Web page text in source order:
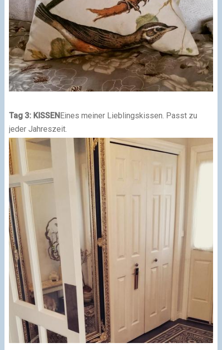
Tag 3: KISSENEines meiner Lieblingskissen. Passt zu
jeder Jahreszeit.